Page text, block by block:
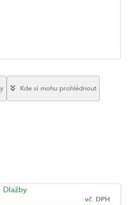
Dlažby
vč. DPH
Kde si mohu prohlédnout